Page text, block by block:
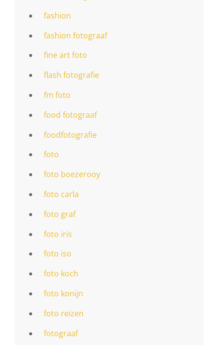
fashion
fashion fotograaf
fine art foto
flash fotografie
fm foto
food fotograaf
foodfotografie
foto
foto boezerooy
foto carla
foto graf
foto iris
foto iso
foto koch
foto konijn
foto reizen
fotograaf